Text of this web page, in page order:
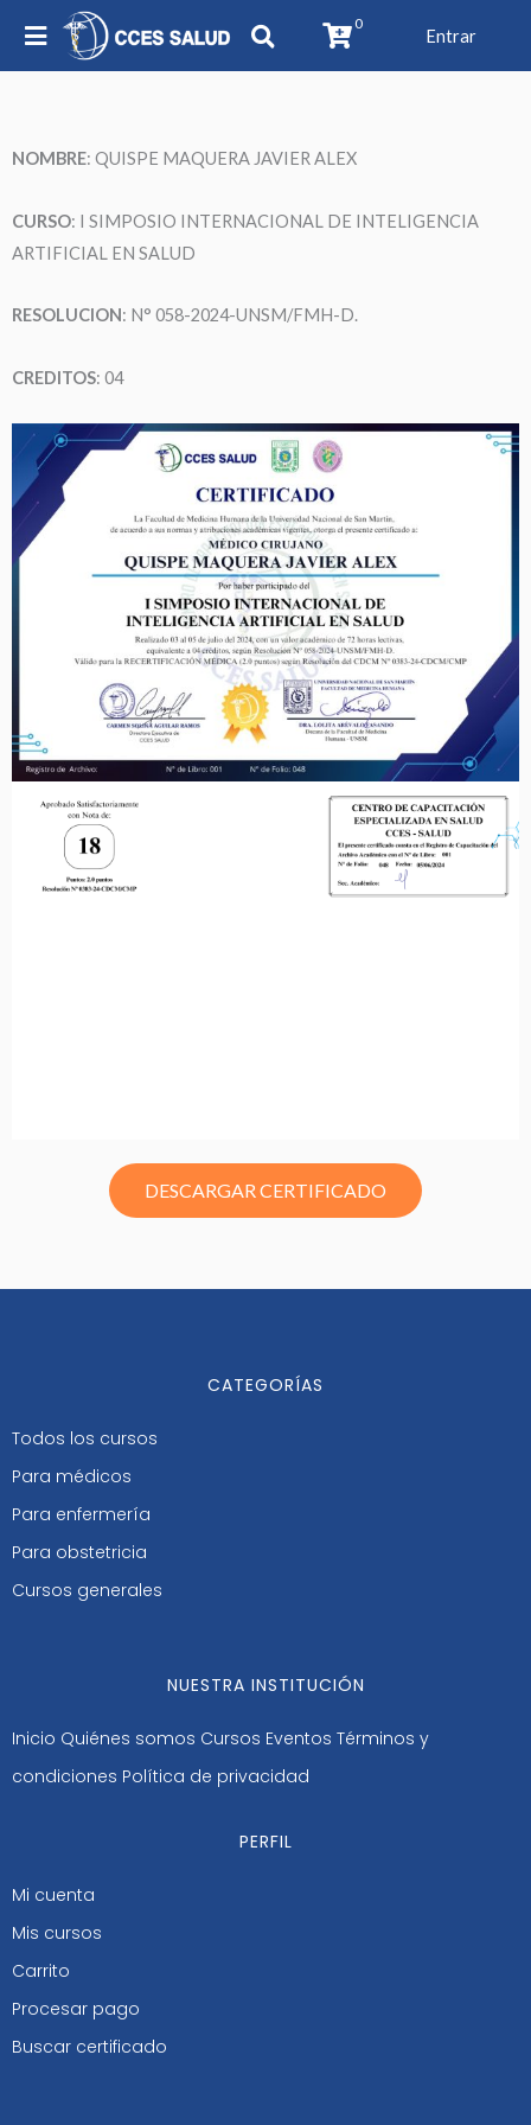
0
Entrar
NOMBRE: QUISPE MAQUERA JAVIER ALEX
CURSO: I SIMPOSIO INTERNACIONAL DE INTELIGENCIA
ARTIFICIAL EN SALUD
RESOLUCION: N° 058-2024-UNSM/FMH-D.
CREDITOS: 04
DESCARGAR CERTIFICADO
CATEGORÍAS
Todos los cursos
Para médicos
Para enfermería
Para obstetricia
Cursos generales
NUESTRA INSTITUCIÓN
Inicio Quiénes somos Cursos Eventos Términos y
condiciones Política de privacidad
PERFIL
Mi cuenta
Mis cursos
Carrito
Procesar pago
Buscar certificado